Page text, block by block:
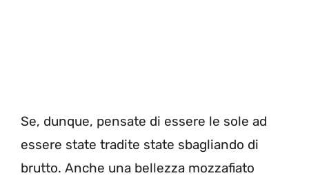
Se, dunque, pensate di essere le sole ad
essere state tradite state sbagliando di
brutto. Anche una bellezza mozzafiato